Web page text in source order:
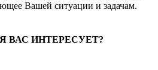
Вашей ситуации и задачам.
ВАС ИНТЕРЕСУЕТ?